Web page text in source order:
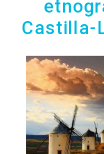
Castilla-